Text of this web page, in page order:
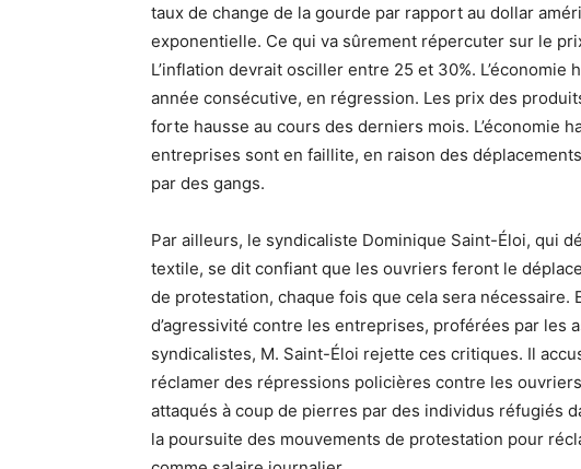
taux de change de la gourde par rapport au dollar
exponentielle. Ce qui va sûrement répercuter sur le
L’inflation devrait osciller entre 25 et 30%.
année consécutive, en régression. Les prix des
forte hausse au cours des derniers mois. L’économie
entreprises sont en faillite, en raison des
par des gangs.
Par ailleurs, le syndicaliste Dominique Saint-Éloi, qui
textile, se dit confiant que les ouvriers feront le
de protestation, chaque fois que cela sera nécessaire.
d’agressivité contre les entreprises, proférées par les
syndicalistes, M. Saint-Éloi rejette ces critiques. Il
réclamer des répressions policières contre les
attaqués à coup de pierres par des individus réfugiés
la poursuite des mouvements de protestation pour